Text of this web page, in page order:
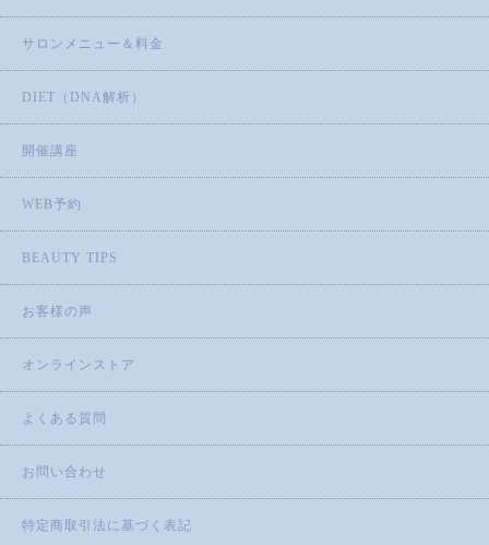
サロンメニュー＆料金
DIET（DNA解析）
開催講座
WEB予約
BEAUTY TIPS
お客様の声
オンラインストア
よくある質問
お問い合わせ
特定商取引法に基づく表記